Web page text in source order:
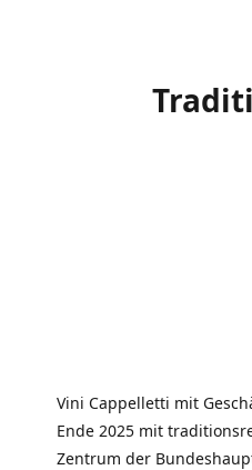
Vini Cappelletti mit
Ende 2025 mit
Zentrum der